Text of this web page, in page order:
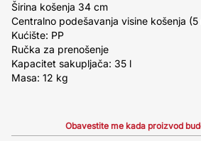
Širina košenja 34 cm
Centralno podešavanja visine košenja
Kućište: PP
Ručka za prenošenje
Kapacitet sakupljača: 35 l
Masa: 12 kg
Obavestite me kada proizvod